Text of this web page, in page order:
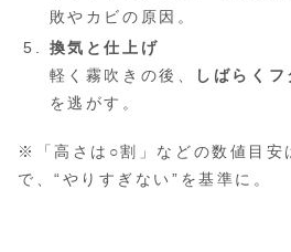
敗やカビの原因。
換気と仕上げ
軽く霧吹きの後、
しばらくフ
を逃がす。
※「高さは○割」などの数値目安
で、“やりすぎない”を基準に。